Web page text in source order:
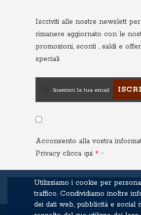
Iscriviti alle nostre newslett per
rimanere aggiornato con le
promozioni, sconti , saldi e
speciali
Acconsento alla vostra
Privacyclicca qui
Utilizziamo i cookie per
traffico. Condividiamo inoltre
dei dati web, pubblicità e